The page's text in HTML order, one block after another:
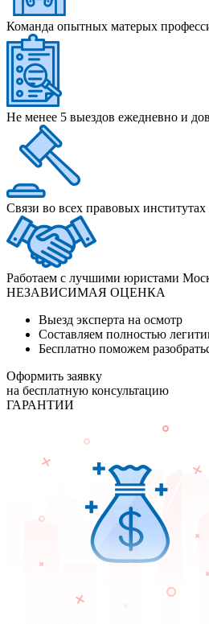
Команда опытных матерых
Не менее 5 выездов ежедневно и
Связи во всех правовых
Работаем с лучшими юристами
НЕЗАВИСИМАЯ ОЦЕНКА
Выезд эксперта на осмотр
Составляем полностью
Бесплатно поможем
Оформить заявку
на бесплатную консультацию
ГАРАНТИИ